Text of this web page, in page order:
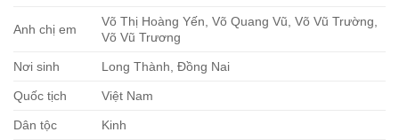
Anh chị em
Võ Thị Hoàng Yến, Võ Quang Vũ, Võ Vũ Trường,
Võ Vũ Trương
Nơi sinh Long Thành, Đồng Nai
Quốc tịch Việt Nam
Dân tộc Kinh